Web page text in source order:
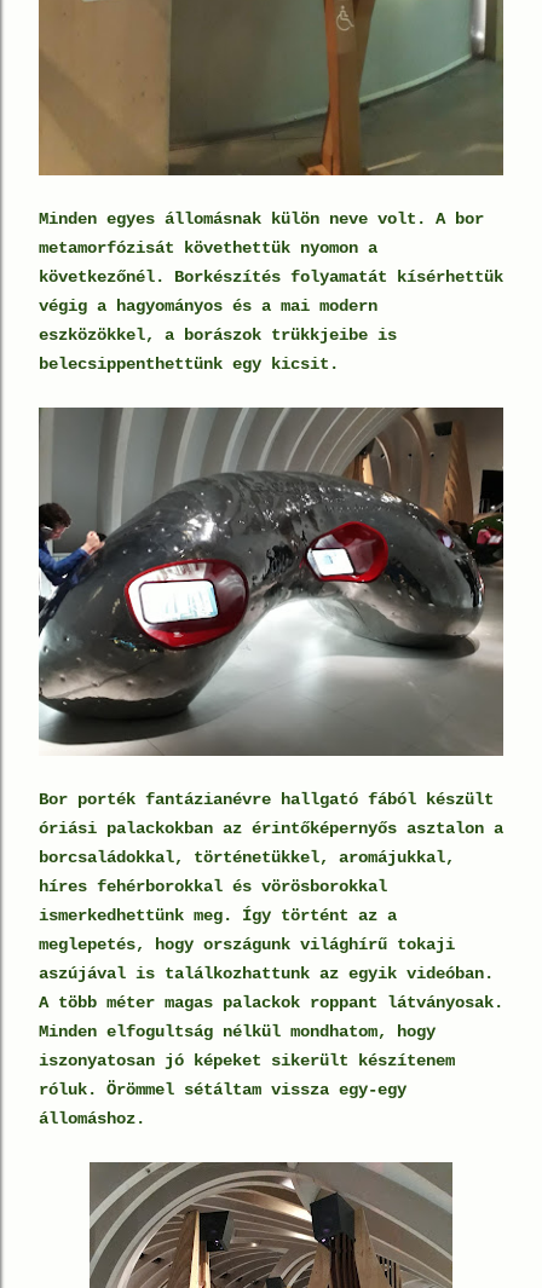
Minden egyes állomásnak külön neve volt. A bor
metamorfózisát követhettük nyomon a
következőnél. Borkészítés folyamatát kísérhettük
végig a hagyományos és a mai modern
eszközökkel, a borászok trükkjeibe is
belecsippenthettünk egy kicsit.
Bor porték fantázianévre hallgató fából készült
óriási palackokban az érintőképernyős asztalon a
borcsaládokkal, történetükkel, aromájukkal,
híres fehérborokkal és vörösborokkal
ismerkedhettünk meg. Így történt az a
meglepetés, hogy országunk világhírű tokaji
aszújával is találkozhattunk az egyik videóban.
A több méter magas palackok roppant látványosak.
Minden elfogultság nélkül mondhatom, hogy
iszonyatosan jó képeket sikerült készítenem
róluk. Örömmel sétáltam vissza egy-egy
állomáshoz.